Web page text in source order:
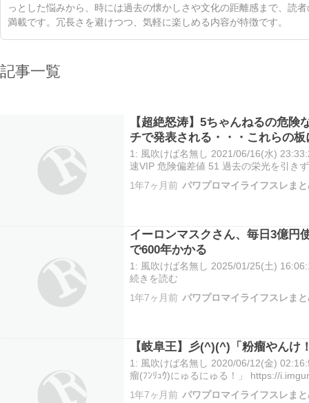
っとした悩みから、時には過去の懐かしさや文化の距離感まで、読
満載です。冗長さを避けつつ、気軽に楽しめる内容が特徴です。
記事一覧
【超絶怒涛】5ちゃんねるの危険
チで発表される・・・これらの
1: 風吹けば名無し 2021/06/16(水)
速VIP 危険偏差値 51 過去の栄光を引き
るが無害 続きを読む
1年7ヶ月前 パワプロマイライフスレま
イーロンマスクさん、毎日3億円
で600年かかる
1: 風吹けば名無し 2025/01/25(土)
続きを読む
1年7ヶ月前 パワプロマイライフスレま
【岐阜王】彡(^)(^)「粉瘤やんけ
1: 風吹けば名無し 2020/06/12(金)
瘤(ﾌﾝﾘｭｳ)にゅるにゅる！」 https://
https://i.imgur.com/0gX3lHY.jpg …
1年7ヶ月前 パワプロマイライフスレま